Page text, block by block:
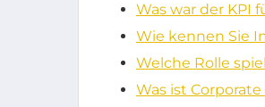
Was war der KPI
Wie kennen Sie
Welche Rolle
Was ist